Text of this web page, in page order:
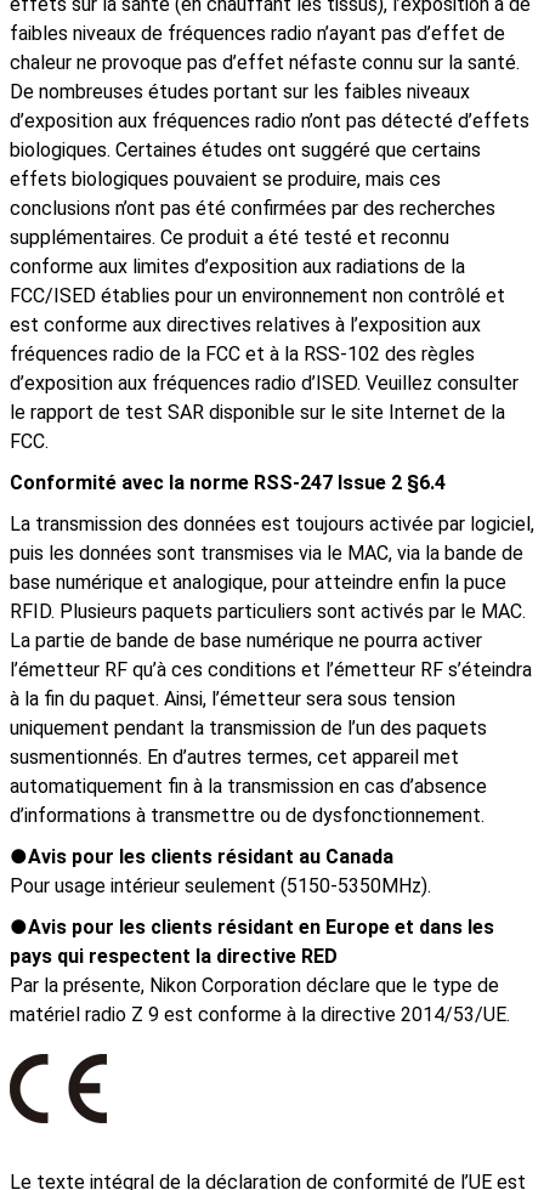
faibles niveaux de fréquences radio n’ayant pas d’effet de
chaleur ne provoque pas d’effet néfaste connu sur la santé.
De nombreuses études portant sur les faibles niveaux
d’exposition aux fréquences radio n’ont pas détecté d’effets
biologiques. Certaines études ont suggéré que certains
effets biologiques pouvaient se produire, mais ces
conclusions n’ont pas été confirmées par des recherches
supplémentaires. Ce produit a été testé et reconnu
conforme aux limites d’exposition aux radiations de la
FCC/ISED établies pour un environnement non contrôlé et
est conforme aux directives relatives à l’exposition aux
fréquences radio de la FCC et à la RSS-102 des règles
d’exposition aux fréquences radio d’ISED. Veuillez consulter
le rapport de test SAR disponible sur le site Internet de la
FCC.
Conformité avec la norme RSS-247 Issue 2 §6.4
La transmission des données est toujours activée par logiciel,
puis les données sont transmises via le MAC, via la bande de
base numérique et analogique, pour atteindre enfin la puce
RFID. Plusieurs paquets particuliers sont activés par le MAC.
La partie de bande de base numérique ne pourra activer
l’émetteur RF qu’à ces conditions et l’émetteur RF s’éteindra
à la fin du paquet. Ainsi, l’émetteur sera sous tension
uniquement pendant la transmission de l’un des paquets
susmentionnés. En d’autres termes, cet appareil met
automatiquement fin à la transmission en cas d’absence
d’informations à transmettre ou de dysfonctionnement.
Avis pour les clients résidant au Canada
Pour usage intérieur seulement (5150-5350MHz).
Avis pour les clients résidant en Europe et dans les
pays qui respectent la directive RED
Par la présente, Nikon Corporation déclare que le type de
matériel radio Z 9 est conforme à la directive 2014/53/UE.
Le texte intégral de la déclaration de conformité de l’UE est